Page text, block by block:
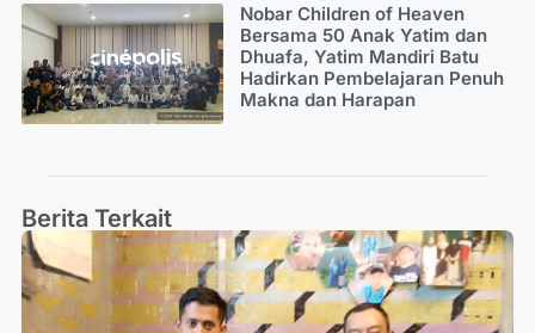
Nobar Children of Heaven
Bersama 50 Anak Yatim dan
Dhuafa, Yatim Mandiri Batu
Hadirkan Pembelajaran Penuh
Makna dan Harapan
Berita Terkait